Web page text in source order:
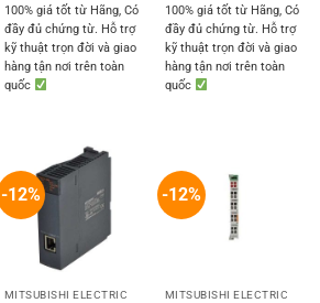
100% giá tốt từ Hãng, Có
đầy đủ chứng từ. Hỗ trợ
kỹ thuật trọn đời và giao
hàng tận nơi trên toàn
quốc
100% giá tốt từ Hãng, Có
đầy đủ chứng từ. Hỗ trợ
kỹ thuật trọn đời và giao
hàng tận nơi trên toàn
quốc
-12%
MITSUBISHI ELECTRIC
-12%
MITSUBISHI ELECTRIC